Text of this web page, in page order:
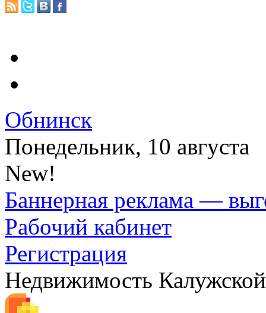
Обнинск
Понедельник, 10 августа
New!
Баннерная реклама —
Рабочий кабинет
Регистрация
Недвижимость